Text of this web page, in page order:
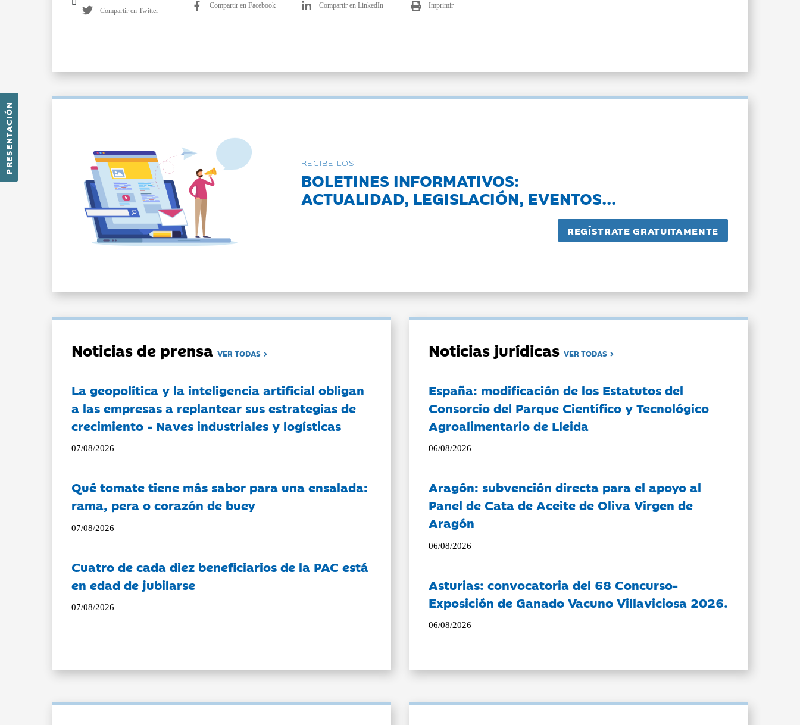
PRESENTACIÓN
Compartir en Twitter
Compartir en Facebook Compartir en LinkedIn Imprimir
RECIBE LOS
BOLETINES INFORMATIVOS:
ACTUALIDAD, LEGISLACIÓN, EVENTOS...
Noticias de prensaVER TODAS
La geopolítica y la inteligencia artificial obligan
a las empresas a replantear sus estrategias de
crecimiento - Naves industriales y logísticas
07/08/2026
Qué tomate tiene más sabor para una ensalada:
rama, pera o corazón de buey
07/08/2026
Cuatro de cada diez beneficiarios de la PAC está
en edad de jubilarse
07/08/2026
Noticias jurídicasVER TODAS
España: modificación de los Estatutos del
Consorcio del Parque Científico y Tecnológico
Agroalimentario de Lleida
06/08/2026
Aragón: subvención directa para el apoyo al
Panel de Cata de Aceite de Oliva Virgen de
Aragón
06/08/2026
Asturias: convocatoria del 68 Concurso-
Exposición de Ganado Vacuno Villaviciosa 2026.
06/08/2026